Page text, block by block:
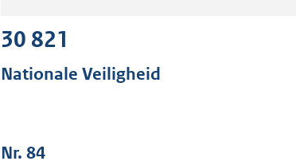
30 821
Nationale Veiligheid
Nr. 84